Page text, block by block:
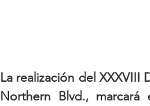
La realización del
Northern Blvd.,